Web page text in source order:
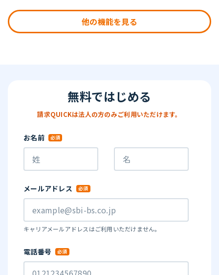
他の機能を見る
無料ではじめる
請求QUICKは法人の方のみご利用いただけます。
お名前
メールアドレス
キャリアメールアドレスはご利用いただけません。
電話番号